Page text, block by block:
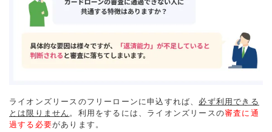
ライオンズリースのフリーローンに申込すれば、 必ず利用できる
とは限りません 。利用をするには、ライオンズリースの審査に通
過する必要があります。